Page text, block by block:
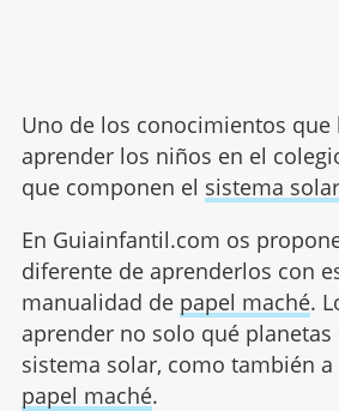
Uno de los conocimientos que
aprender los niños en el
que componen el sistema solar
En Guiainfantil.com os
diferente de aprenderlos con
manualidad de papel maché.
aprender no solo qué
sistema solar, como también
papel maché.